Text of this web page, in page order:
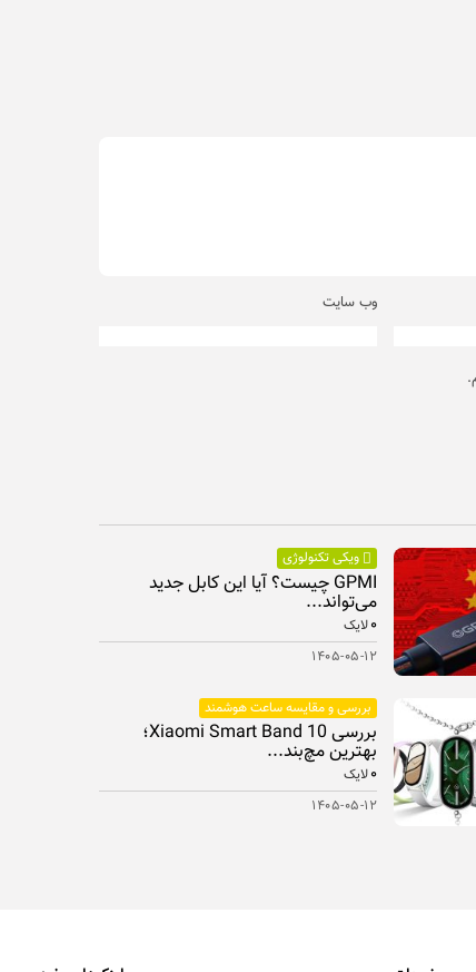
وب‌ سایت
ویکی تکنولوژی
GPMI چیست؟ آیا این کابل جدید
می‌تواند...
۰لایک
۱۴۰۵-۰۵-۱۲
بررسی و مقایسه ساعت هوشمند
بررسی Xiaomi Smart Band 10؛
بهترین مچ‌بند...
۰لایک
۱۴۰۵-۰۵-۱۲